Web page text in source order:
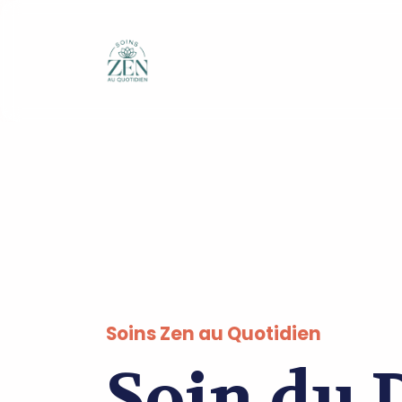
Soins Zen au Quotidien